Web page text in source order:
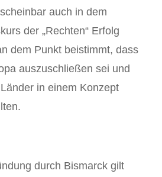
auch in dem
der „Rechten“ Erfolg
dem Punkt beistimmt, dass
auszuschließen sei und
in einem Konzept
durch Bismarck gilt